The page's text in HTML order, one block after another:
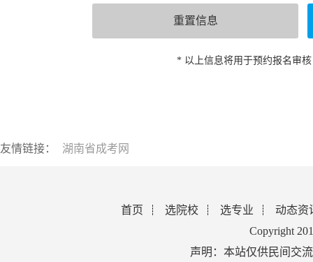
* 以上信息将用于预约报名审
友情链接： 湖南省成考网
首页 选院校 选专业
动态资
Copyright
声明：本站仅供民间交